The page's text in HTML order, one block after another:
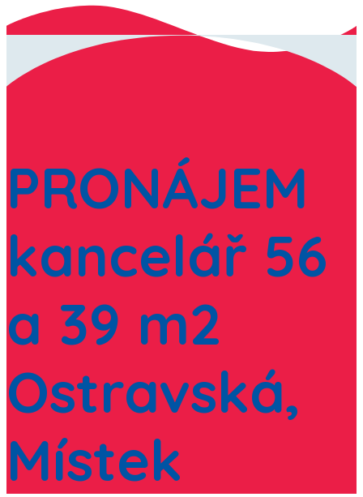
PRONÁJEM
kancelář 56
a 39 m2
Ostravská,
Místek